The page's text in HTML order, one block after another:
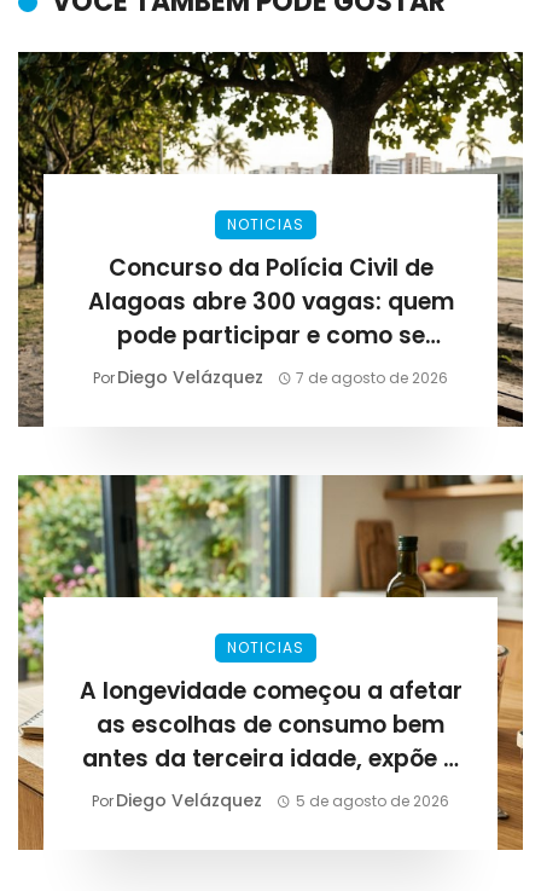
NOTICIAS
Concurso da Polícia Civil de
Alagoas abre 300 vagas: quem
pode participar e como se
preparar para as provas
PorDiego Velázquez 7 de agosto de 2026
NOTICIAS
A longevidade começou a afetar
as escolhas de consumo bem
antes da terceira idade, expõe a
Lirius Suplementos
PorDiego Velázquez 5 de agosto de 2026